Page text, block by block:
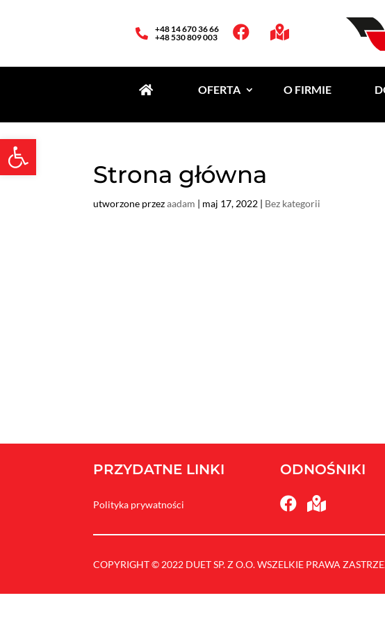
Open toolbar

+48 14 670 36 66
+48 530 809 003
 
OFERTA O FIRMIE
Strona główna
utworzone przezaadam | maj 17, 2022 | Bez kategorii
PRZYDATNE LINKI
Polityka prywatności
ODNOŚNIKI
 
COPYRIGHT © 2022 DUET SP. Z O.O. WSZELKIE PRAWA